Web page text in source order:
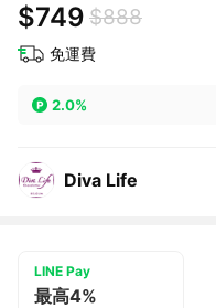
$749 $888
免運費
2.0%
Diva Life
LINE Pay
最高4%